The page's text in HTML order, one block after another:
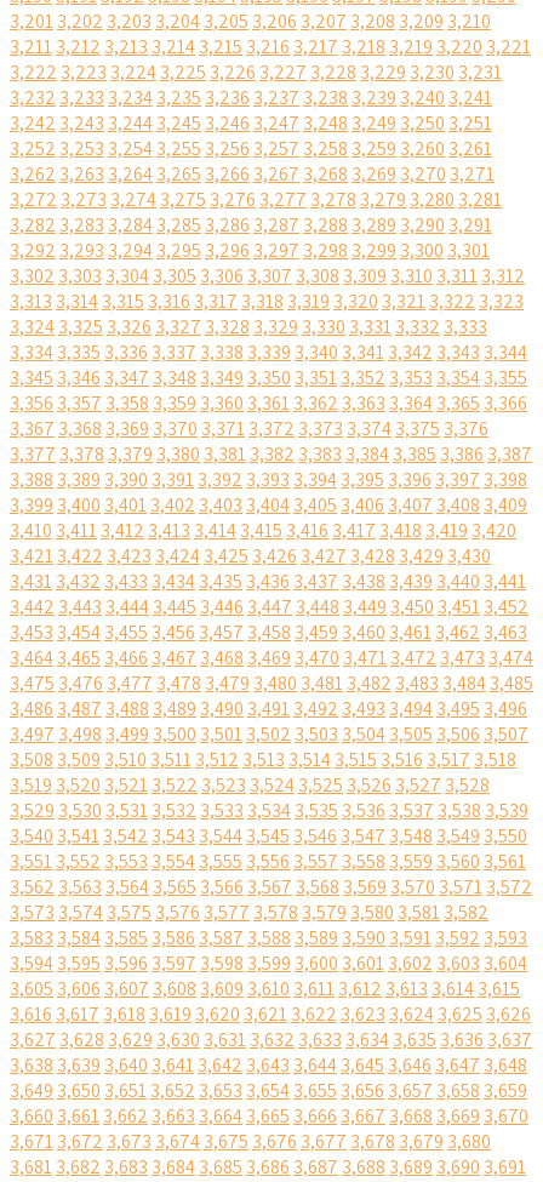
3,2013,202 3,203 3,2043,205 3,206 3,207 3,208 3,209 3,210
3,2113,212 3,213 3,2143,215 3,216 3,217 3,218 3,219 3,220 3,221
3,222 3,223 3,2243,225 3,226 3,227 3,228 3,229 3,230 3,231
3,232 3,233 3,2343,235 3,236 3,237 3,238 3,239 3,240 3,241
3,242 3,243 3,2443,245 3,246 3,247 3,248 3,249 3,250 3,251
3,252 3,253 3,2543,255 3,256 3,257 3,258 3,259 3,260 3,261
3,262 3,263 3,2643,265 3,266 3,267 3,268 3,269 3,270 3,271
3,272 3,273 3,2743,275 3,276 3,277 3,278 3,279 3,280 3,281
3,282 3,283 3,2843,285 3,286 3,287 3,288 3,289 3,290 3,291
3,292 3,293 3,2943,295 3,296 3,297 3,298 3,299 3,300 3,301
3,302 3,303 3,3043,305 3,306 3,307 3,308 3,309 3,310 3,3113,312
3,313 3,3143,315 3,316 3,317 3,318 3,319 3,320 3,3213,322 3,323
3,3243,325 3,326 3,327 3,328 3,329 3,330 3,3313,332 3,333
3,3343,335 3,336 3,337 3,338 3,339 3,340 3,3413,342 3,343 3,344
3,345 3,346 3,347 3,348 3,349 3,350 3,3513,352 3,353 3,3543,355
3,356 3,357 3,358 3,359 3,360 3,3613,362 3,363 3,3643,365 3,366
3,367 3,368 3,369 3,370 3,3713,372 3,373 3,3743,375 3,376
3,377 3,378 3,379 3,380 3,3813,382 3,383 3,3843,385 3,386 3,387
3,388 3,389 3,390 3,3913,392 3,393 3,3943,395 3,396 3,397 3,398
3,399 3,400 3,4013,402 3,403 3,4043,405 3,406 3,407 3,408 3,409
3,410 3,4113,412 3,413 3,4143,415 3,416 3,417 3,418 3,419 3,420
3,4213,422 3,423 3,4243,425 3,426 3,427 3,428 3,429 3,430
3,4313,432 3,433 3,4343,435 3,436 3,437 3,438 3,439 3,440 3,441
3,442 3,443 3,4443,445 3,446 3,447 3,448 3,449 3,450 3,4513,452
3,453 3,4543,455 3,456 3,457 3,458 3,459 3,460 3,4613,462 3,463
3,4643,465 3,466 3,467 3,468 3,469 3,470 3,4713,472 3,473 3,474
3,475 3,476 3,477 3,478 3,479 3,480 3,4813,482 3,483 3,4843,485
3,486 3,487 3,488 3,489 3,490 3,4913,492 3,493 3,4943,495 3,496
3,497 3,498 3,499 3,500 3,5013,502 3,503 3,5043,505 3,506 3,507
3,508 3,509 3,510 3,5113,512 3,513 3,5143,515 3,516 3,517 3,518
3,519 3,520 3,5213,522 3,523 3,5243,525 3,526 3,527 3,528
3,529 3,530 3,5313,532 3,533 3,5343,535 3,536 3,537 3,538 3,539
3,540 3,5413,542 3,543 3,5443,545 3,546 3,547 3,548 3,549 3,550
3,5513,552 3,553 3,5543,555 3,556 3,557 3,558 3,559 3,560 3,561
3,562 3,563 3,5643,565 3,566 3,567 3,568 3,569 3,570 3,5713,572
3,573 3,5743,575 3,576 3,577 3,578 3,579 3,580 3,5813,582
3,583 3,5843,585 3,586 3,587 3,588 3,589 3,590 3,5913,592 3,593
3,5943,595 3,596 3,597 3,598 3,599 3,600 3,6013,602 3,603 3,604
3,605 3,606 3,607 3,608 3,609 3,610 3,6113,612 3,613 3,6143,615
3,616 3,617 3,618 3,619 3,620 3,6213,622 3,623 3,6243,625 3,626
3,627 3,628 3,629 3,630 3,6313,632 3,633 3,6343,635 3,636 3,637
3,638 3,639 3,640 3,6413,642 3,643 3,6443,645 3,646 3,647 3,648
3,649 3,650 3,6513,652 3,653 3,6543,655 3,656 3,657 3,658 3,659
3,660 3,6613,662 3,663 3,6643,665 3,666 3,667 3,668 3,669 3,670
3,6713,672 3,673 3,6743,675 3,676 3,677 3,678 3,679 3,680
3,6813,682 3,683 3,6843,685 3,686 3,687 3,688 3,689 3,690 3,691